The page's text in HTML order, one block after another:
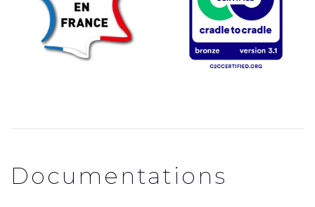
Documentations